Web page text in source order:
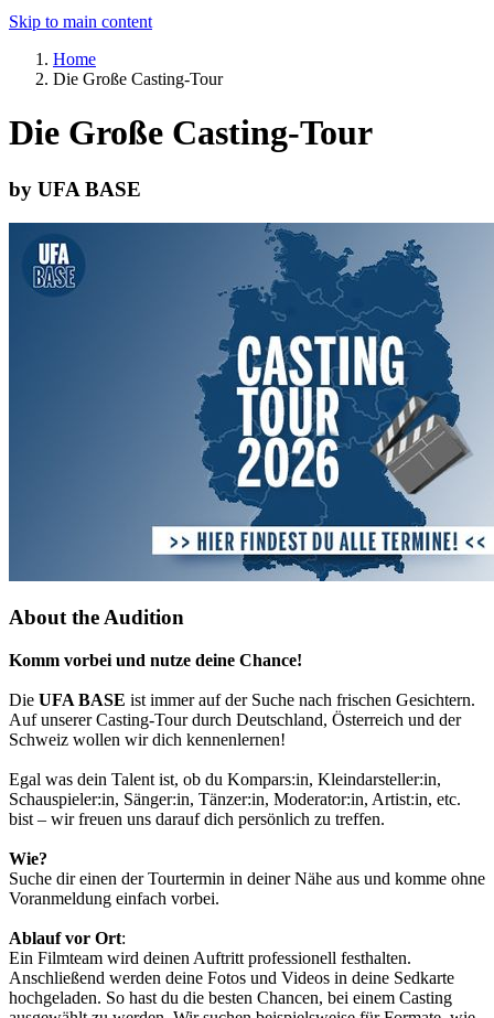
Skip to main content
Home
Die Große Casting-Tour
Die Große Casting-Tour
by UFA BASE
About the Audition
Komm vorbei und nutze deine Chance!
Die UFA BASE ist immer auf der Suche nach frischen Gesichtern.
Auf unserer Casting-Tour durch Deutschland, Österreich und der
Schweiz wollen wir dich kennenlernen!
Egal was dein Talent ist, ob du Kompars:in, Kleindarsteller:in,
Schauspieler:in, Sänger:in, Tänzer:in, Moderator:in, Artist:in, etc.
bist ­– wir freuen uns darauf dich persönlich zu treffen.
Wie?
Suche dir einen der Tourtermin in deiner Nähe aus und komme ohne
Voranmeldung einfach vorbei.
Ablauf vor Ort:
Ein Filmteam wird deinen Auftritt professionell festhalten.
Anschließend werden deine Fotos und Videos in deine Sedkarte
hochgeladen. So hast du die besten Chancen, bei einem Casting